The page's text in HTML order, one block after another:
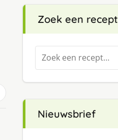
Zoek een recept
Zoeken
naar:
Nieuwsbrief